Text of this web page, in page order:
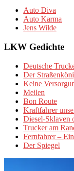
Auto Diva
Auto Karma
Jens Wilde
LKW Gedichte
Deutsche
Der
Keine
Meilen
Bon Route
Kraftfahrer
Diesel-Sklaven
Trucker am
Fernfahrer –
Der Spiegel